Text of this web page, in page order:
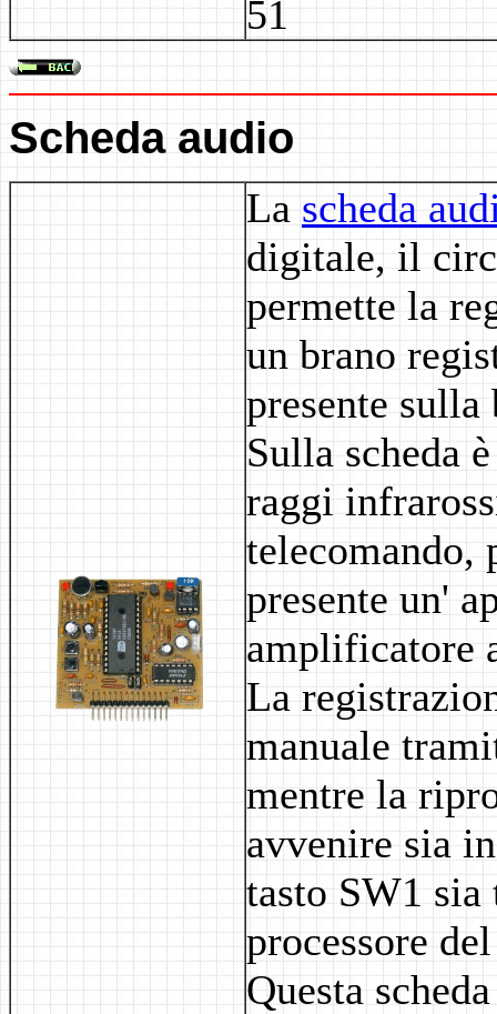
51
Scheda audio
La scheda
digitale, il
permette la
un brano
presente
Sulla scheda
raggi
telecomando,
presente un'
amplificatore
La
manuale
mentre la
avvenire sia
tasto SW1
processore
Questa